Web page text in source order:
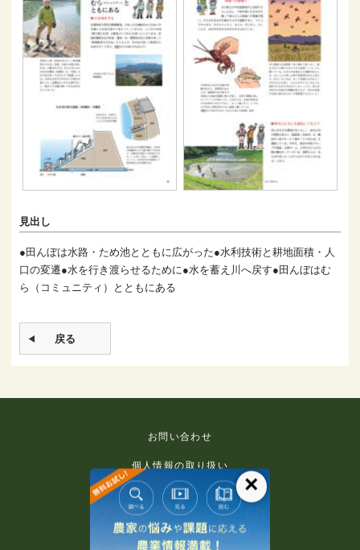
見出し
●田んぼは水路・ため池とともに広がった●水利技術と耕地面積・人
口の変遷●水を行き渡らせるために●水を蓄え川へ戻す●田んぼはむ
ら（コミュニティ）とともにある
戻る
お問い合わせ
個人情報の取り扱い
免責事項
利用規約
×